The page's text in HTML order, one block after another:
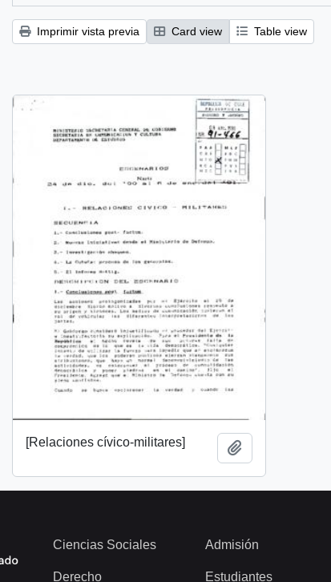
Imprimir vista previa Card view Table view
[Relaciones cívico-militares]
Ciencias Sociales
Derecho
Admisión
Estudiantes